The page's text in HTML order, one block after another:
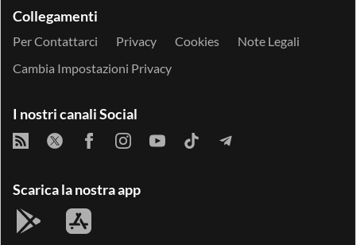
Collegamenti
Per Contattarci Privacy Cookies
Note Legali
Cambia Impostazioni Privacy
I nostri canali Social
Scarica la nostra app